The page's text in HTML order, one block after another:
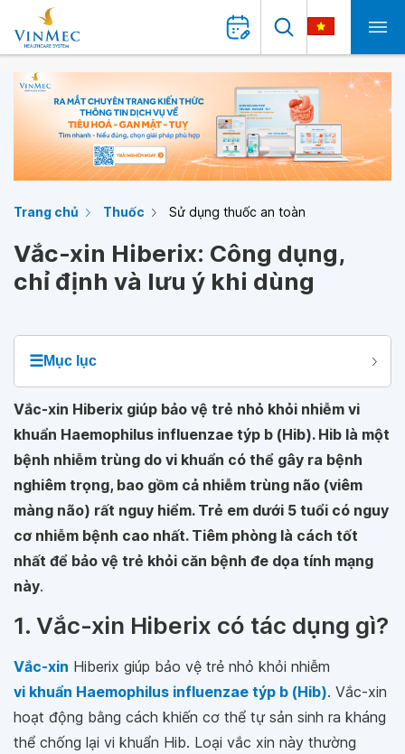
Trang chủ Thuốc Sử dụng thuốc an toàn
Vắc-xin Hiberix: Công dụng,
chỉ định và lưu ý khi dùng
☰Mục lục
Vắc-xin Hiberix giúp bảo vệ trẻ nhỏ khỏi nhiễm vi
khuẩn Haemophilus influenzae týp b (Hib). Hib là một
bệnh nhiễm trùng do vi khuẩn có thể gây ra bệnh
nghiêm trọng, bao gồm cả nhiễm trùng não (viêm
màng não) rất nguy hiểm. Trẻ em dưới 5 tuổi có nguy
cơ nhiễm bệnh cao nhất. Tiêm phòng là cách tốt
nhất để bảo vệ trẻ khỏi căn bệnh đe dọa tính mạng
này.
1. Vắc-xin Hiberix có tác dụng gì?
Vắc-xin Hiberix giúp bảo vệ trẻ nhỏ khỏi nhiễm
vi khuẩn Haemophilus influenzae týp b (Hib). Vắc-xin
hoạt động bằng cách khiến cơ thể tự sản sinh ra kháng
thể chống lại vi khuẩn Hib. Loại vắc xin này thường